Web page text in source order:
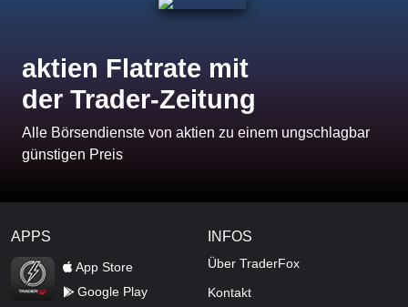
aktien Flatrate mit
der Trader-Zeitung
Alle Börsendienste von aktien zu einem ungschlagbar
günstigen Preis
APPS
TraderFox Flash
App Store
Google Play
INFOS
Über TraderFox
Kontakt